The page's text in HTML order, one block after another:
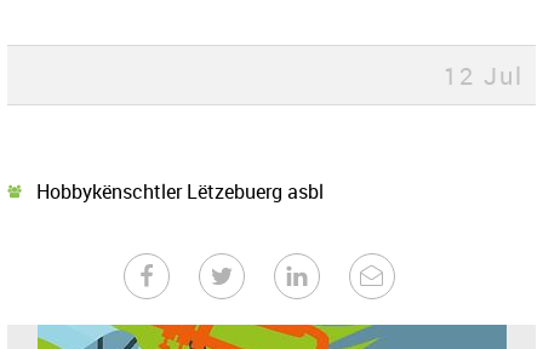
12 Jul
Hobbykënschtler Lëtzebuerg asbl